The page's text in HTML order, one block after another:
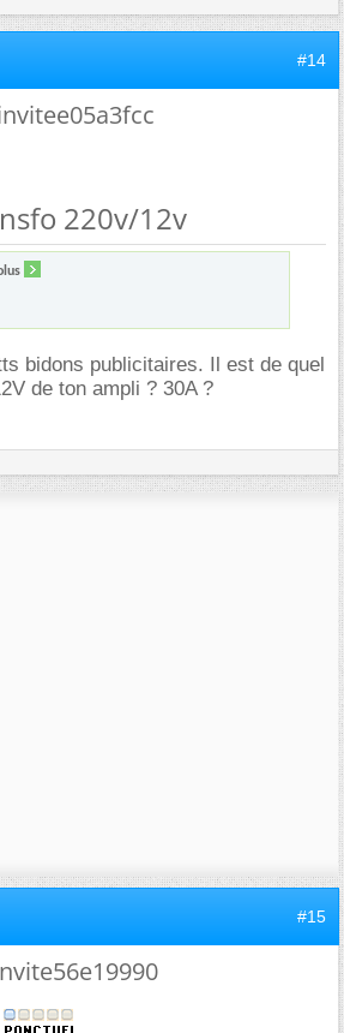
#14
220v/12v
bidons publicitaires. Il est de quel
de ton ampli ? 30A ?
#15